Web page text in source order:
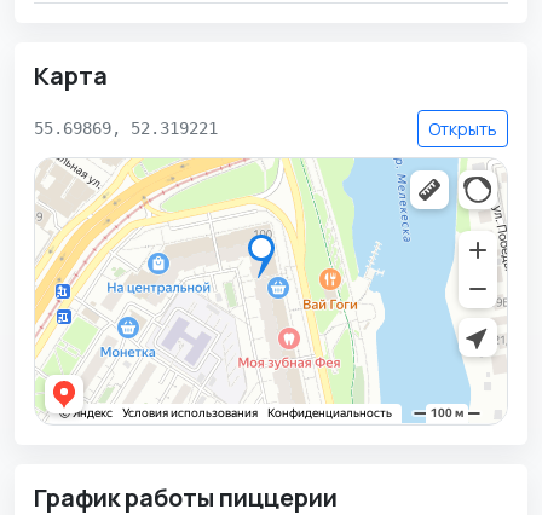
Карта
55.69869, 52.319221 Открыть
График работы пиццерии